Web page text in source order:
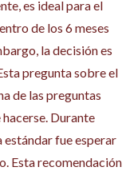
es ideal para el
de los 6 meses
la decisión es
pregunta sobre el
de las preguntas
Durante
fue esperar
Esta recomendación